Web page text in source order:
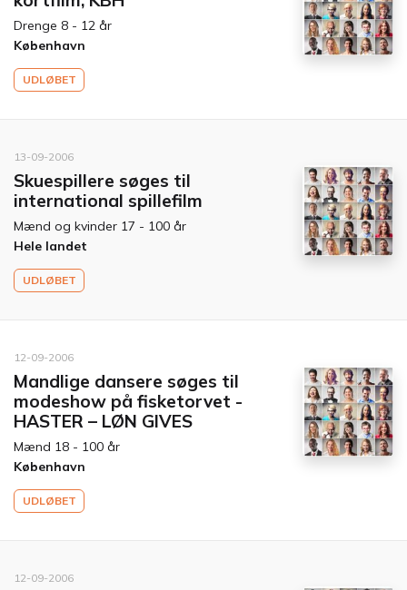
Drenge 8 - 12 år
København
UDLØBET
13-09-2006
Skuespillere søges til
international spillefilm
Mænd og kvinder 17 - 100 år
Hele landet
UDLØBET
12-09-2006
Mandlige dansere søges til
modeshow på fisketorvet -
HASTER – LØN GIVES
Mænd 18 - 100 år
København
UDLØBET
12-09-2006